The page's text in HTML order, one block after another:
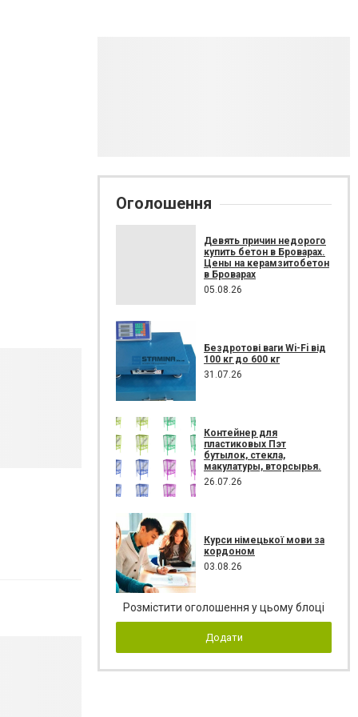
Оголошення
Девять причин недорого
купить бетон в Броварах.
Цены на керамзитобетон
в Броварах
05.08.26
Бездротові ваги Wi-Fi від
100 кг до 600 кг
31.07.26
Контейнер для
пластиковых Пэт
бутылок, стекла,
макулатуры, вторсырья.
26.07.26
Курси німецької мови за
кордоном
03.08.26
Розмістити оголошення у цьому блоці
Додати